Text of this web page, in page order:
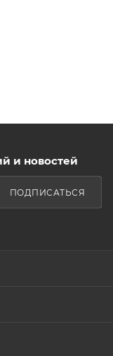
и новостей
ПОДПИСАТЬСЯ